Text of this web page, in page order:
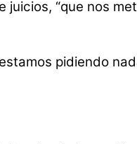
juicios, “que nos
pidiendo